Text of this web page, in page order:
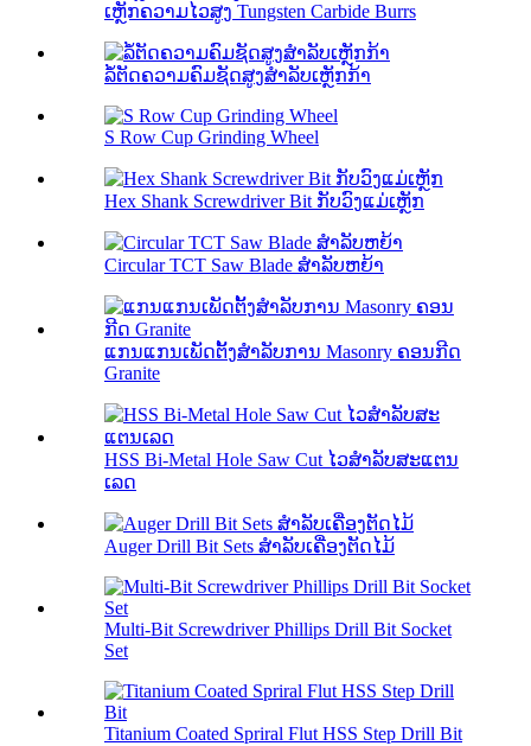
ເຫຼັກຄວາມໄວສູງ Tungsten Carbide Burrs
ລໍ້ຕັດຄວາມຄົມຊັດສູງສໍາລັບເຫຼັກກ້າ
S Row Cup Grinding Wheel
Hex Shank Screwdriver Bit ກັບວົງແມ່ເຫຼັກ
Circular TCT Saw Blade ສໍາລັບຫຍ້າ
ແກນແກນເພັດຕັ້ງສໍາລັບການ Masonry ຄອນກີດ
Granite
HSS Bi-Metal Hole Saw Cut ໄວສໍາລັບສະແຕນ
ເລດ
Auger Drill Bit Sets ສໍາລັບເຄື່ອງຕັດໄມ້
Multi-Bit Screwdriver Phillips Drill Bit Socket
Set
Titanium Coated Spriral Flut HSS Step Drill Bit